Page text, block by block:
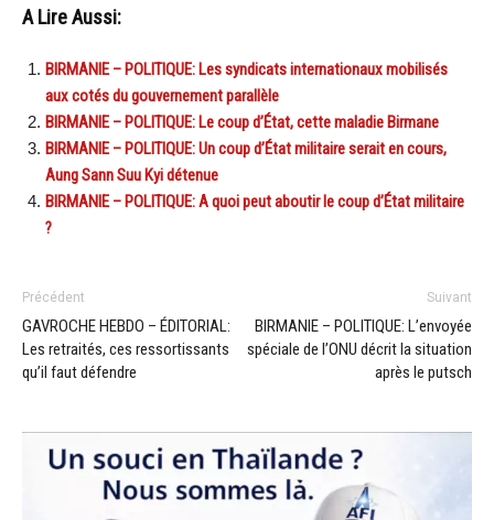
A Lire Aussi:
BIRMANIE – POLITIQUE: Les syndicats internationaux mobilisés
aux cotés du gouvernement parallèle
BIRMANIE – POLITIQUE: Le coup d’État, cette maladie Birmane
BIRMANIE – POLITIQUE: Un coup d’État militaire serait en cours,
Aung Sann Suu Kyi détenue
BIRMANIE – POLITIQUE: A quoi peut aboutir le coup d’État militaire
?
Précédent
GAVROCHE HEBDO – ÉDITORIAL:
Les retraités, ces ressortissants
qu’il faut défendre
Suivant
BIRMANIE – POLITIQUE: L’envoyée
spéciale de l’ONU décrit la situation
après le putsch